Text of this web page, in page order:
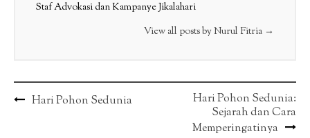
Staf Advokasi dan Kampanye Jikalahari
View all posts by Nurul Fitria →
PostHari Pohon Sedunia
Hari Pohon Sedunia:
Sejarah dan Cara
Memperingatinya